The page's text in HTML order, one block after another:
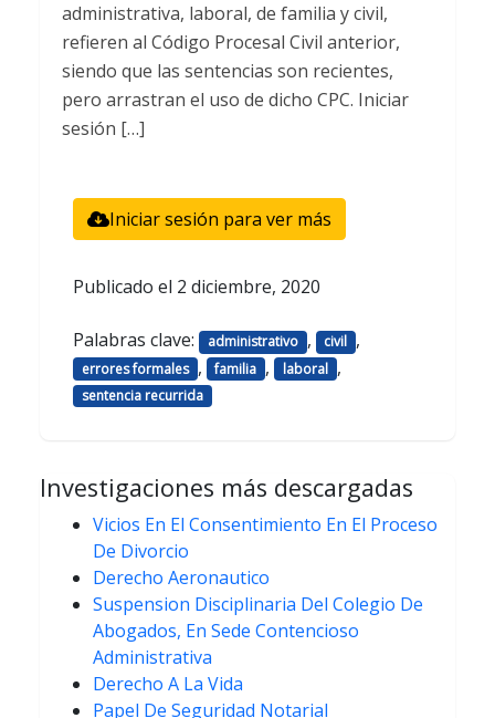
administrativa, laboral, de familia y civil,
refieren al Código Procesal Civil anterior,
siendo que las sentencias son recientes,
pero arrastran el uso de dicho CPC. Iniciar
sesión […]
Iniciar sesión para ver más
Publicado el 2 diciembre, 2020
Palabras clave: administrativo , civil ,
errores formales , familia , laboral ,
sentencia recurrida
Investigaciones más descargadas
Vicios En El Consentimiento En El Proceso
De Divorcio
Derecho Aeronautico
Suspension Disciplinaria Del Colegio De
Abogados, En Sede Contencioso
Administrativa
Derecho A La Vida
Papel De Seguridad Notarial